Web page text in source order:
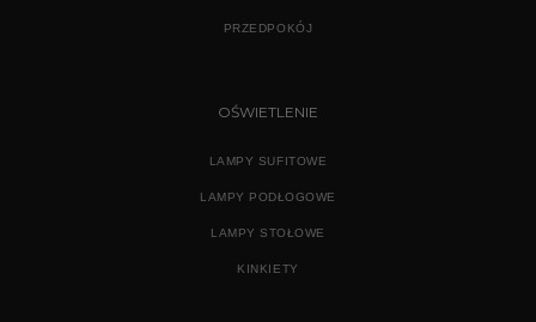
PRZEDPOKÓJ
OŚWIETLENIE
LAMPY SUFITOWE
LAMPY PODŁOGOWE
LAMPY STOŁOWE
KINKIETY